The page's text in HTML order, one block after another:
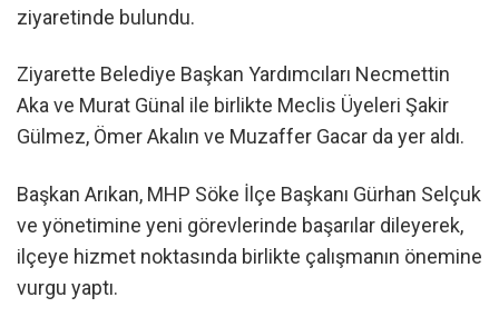
ziyaretinde bulundu.
Ziyarette Belediye Başkan Yardımcıları Necmettin
Aka ve Murat Günal ile birlikte Meclis Üyeleri Şakir
Gülmez, Ömer Akalın ve Muzaffer Gacar da yer aldı.
Başkan Arıkan, MHP Söke İlçe Başkanı Gürhan Selçuk
ve yönetimine yeni görevlerinde başarılar dileyerek,
ilçeye hizmet noktasında birlikte çalışmanın önemine
vurgu yaptı.